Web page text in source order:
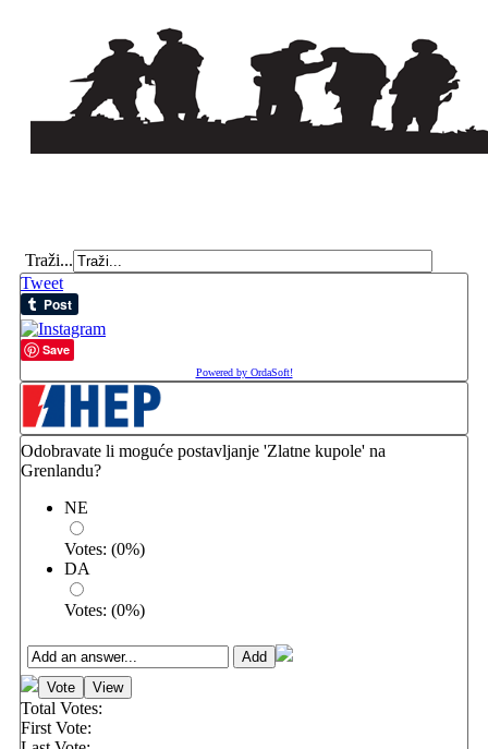
Traži...
Tweet
Save
Powered by OrdaSoft!
Odobravate li moguće postavljanje 'Zlatne kupole' na
Grenlandu?
NE
Votes: (0%)
DA
Votes: (0%)
Total Votes:
First Vote: